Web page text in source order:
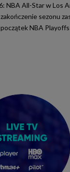
NBA All-Star w Los
sezonu
NBA Playoffs